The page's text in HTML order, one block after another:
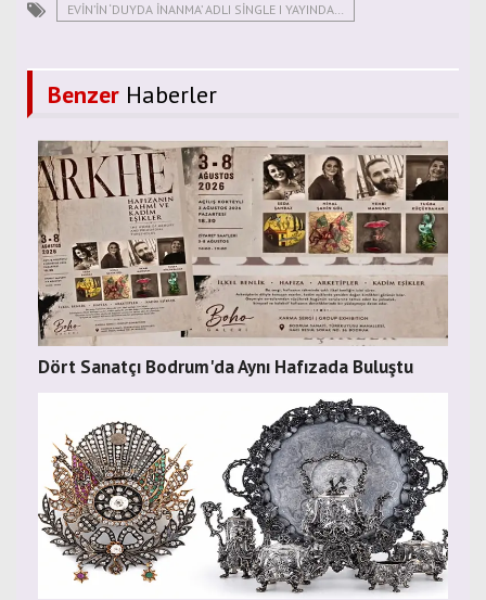
EVİN’İN ‘DUYDA İNANMA’ ADLI SINGLE I YAYINDA…
Benzer Haberler
Dört Sanatçı Bodrum'da Aynı Hafızada Buluştu